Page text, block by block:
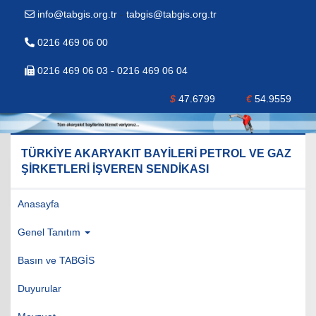
info@tabgis.org.tr - tabgis@tabgis.org.tr
0216 469 06 00
0216 469 06 03 - 0216 469 06 04
$ 47.6799 €54.9559
TÜRKİYE AKARYAKIT BAYİLERİ PETROL VE GAZ
ŞİRKETLERİ İŞVEREN SENDİKASI
Anasayfa
Genel Tanıtım
Basın ve TABGİS
Duyurular